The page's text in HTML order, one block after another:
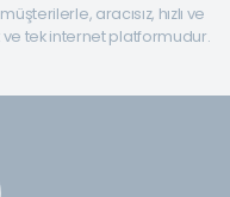
aracısız, hızlı ve
ve tek internet platformudur.